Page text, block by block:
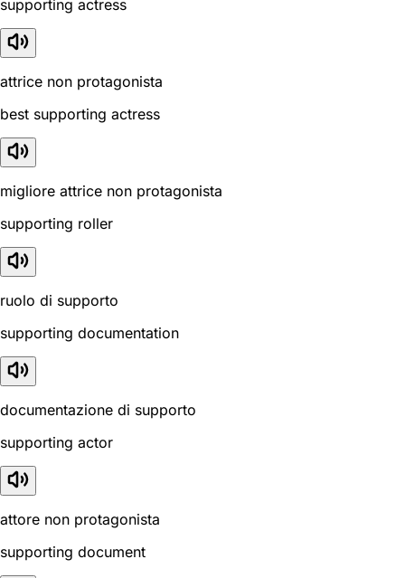
supporting actress
attrice non protagonista
best supporting actress
migliore attrice non protagonista
supporting roller
ruolo di supporto
supporting documentation
documentazione di supporto
supporting actor
attore non protagonista
supporting document